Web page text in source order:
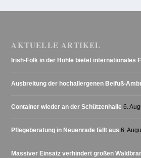
AKTUELLE ARTIKEL
Irish-Folk in der Höhle bietet internationales
Ausbreitung der hochallergenen Beifuß-
Container wieder an der Schützenhalle 6.
Pflegeberatung in Neuenrade fällt aus 6.
Massiver Einsatz verhindert großen